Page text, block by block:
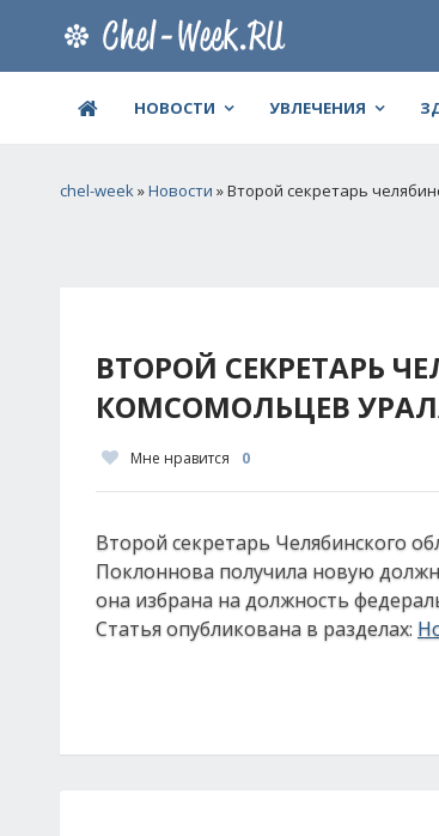
НОВОСТИ УВЛЕЧЕНИЯ
chel-week»Новости » Второй секретарь
ВТОРОЙ СЕКРЕТАРЬ
КОМСОМОЛЬЦЕВ
Мне нравится 0
Второй секретарь Челябинского
Поклоннова получила новую
она избрана на должность
Статья опубликована в разделах: